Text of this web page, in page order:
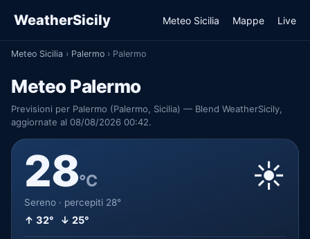
WeatherSicily Meteo Sicilia Mappe Live
Meteo Sicilia › Palermo › Palermo
Meteo Palermo
Previsioni per Palermo (Palermo, Sicilia) — Blend WeatherSicily,
aggiornate al 08/08/2026 00:42.
28°C
Sereno · percepiti 28°
↑ 32° ↓ 25°
☀️